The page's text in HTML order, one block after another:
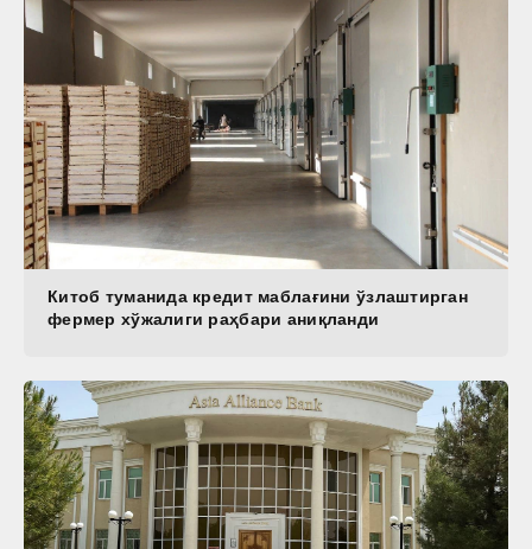
Китоб туманида кредит маблағини ўзлаштирган
фермер хўжалиги раҳбари аниқланди